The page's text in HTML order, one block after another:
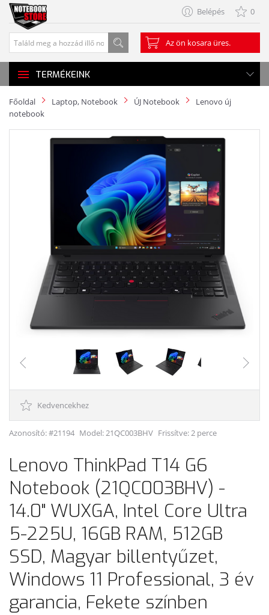
Belépés 0
Az ön kosara üres.
TERMÉKEINK
Főoldal Laptop, Notebook ÚJ Notebook
Lenovo új
notebook
Kedvencekhez
Azonosító: #21194 Model:21QC003BHV Frissítve: 2 perce
Lenovo ThinkPad T14 G6
Notebook (21QC003BHV) -
14.0" WUXGA, Intel Core Ultra
5-225U, 16GB RAM, 512GB
SSD, Magyar billentyűzet,
Windows 11 Professional, 3 év
garancia, Fekete színben